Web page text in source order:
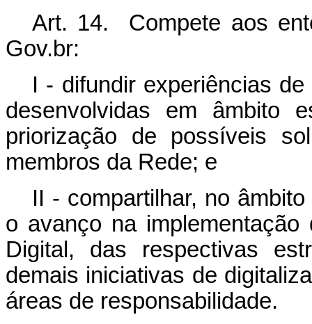
Art. 14. Compete aos
Gov.br:
I - difundir experiências
desenvolvidas em âmbito
priorização de possíveis
membros da Rede; e
II - compartilhar, no
o avanço na
Digital, das respectivas
demais iniciativas de
áreas de responsabilidade.